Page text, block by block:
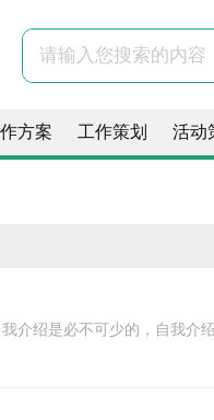
方案 工作策划 活动
介绍是必不可少的，自我介